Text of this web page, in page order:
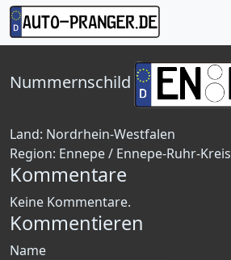
Nummernschild
Land: Nordrhein-Westfalen
Region: Ennepe / Ennepe-Ruhr-Kreis
Kommentare
Keine Kommentare.
Kommentieren
Name